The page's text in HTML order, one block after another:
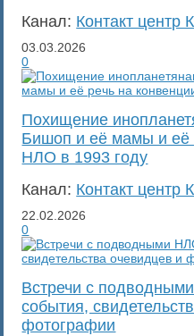
Канал: Контакт центр
03.03.2026
0
Похищение
Бишоп и её мамы и её
НЛО в 1993 году
Канал: Контакт центр
22.02.2026
0
Встречи с
события,
фотографии